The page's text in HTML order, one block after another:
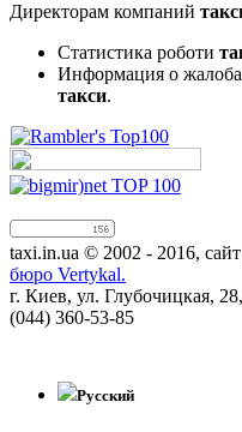
Директорам компаний
Статистика роботи
Информация о
такси.
taxi.in.ua © 2002 - 2016, сайт
бюро Vertykal.
г. Киев, ул. Глубочицкая,
(044) 360-53-85
Русский